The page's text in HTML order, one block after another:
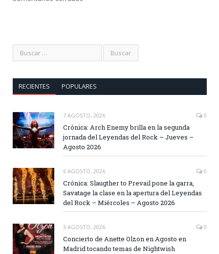
RECIENTES POPULARES
7 AGOSTO, 2026 0
Crónica: Arch Enemy brilla en la segunda
jornada del Leyendas del Rock – Jueves –
Agosto 2026
6 AGOSTO, 2026 0
Crónica: Slaugther to Prevail pone la garra,
Savatage la clase en la apertura del Leyendas
del Rock – Miércoles – Agosto 2026
3 AGOSTO, 2026 0
Concierto de Anette Olzon en Agosto en
Madrid tocando temas de Nightwish